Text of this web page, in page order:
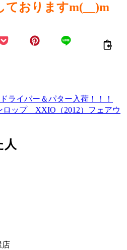
ておりますm(__)m
イバー＆パター入荷！！！
ロップ XXIO（2012）フェアウ
人
店